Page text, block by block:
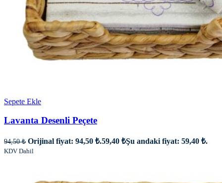
Sepete Ekle
Lavanta Desenli Peçete
94,50₺ Orijinal fiyat: 94,50 ₺.59,40 ₺Şu andaki fiyat: 59,40 ₺.
KDV Dahil